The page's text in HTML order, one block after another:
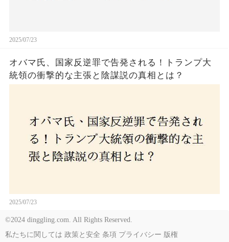
2025/07/23
オバマ氏、国家反逆罪で告発される！トランプ大
統領の衝撃的な主張と陰謀説の真相とは？
2025/07/23
©2024 dinggling.com. All Rights Reserved.
私たちに関しては 政策と安全 条項 プライバシー 版権